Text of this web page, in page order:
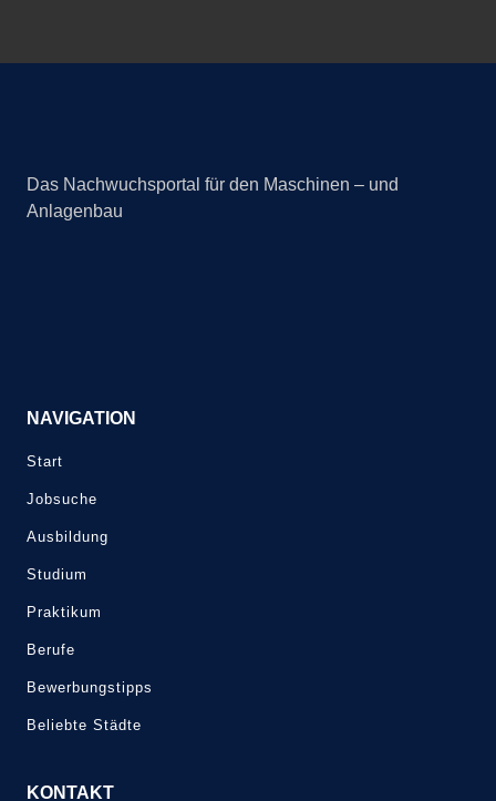
Das Nachwuchsportal für den Maschinen – und
Anlagenbau
NAVIGATION
Start
Jobsuche
Ausbildung
Studium
Praktikum
Berufe
Bewerbungstipps
Beliebte Städte
KONTAKT